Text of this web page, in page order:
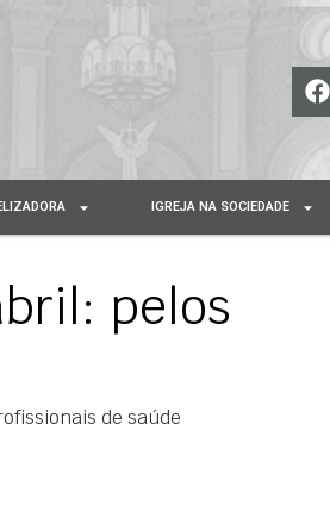
IGREJA NA SOCIEDADE
pelos
de saúde